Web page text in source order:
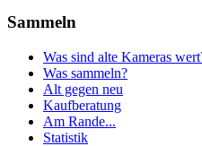
Sammeln
Was sind alte Kameras
Was sammeln?
Alt gegen neu
Kaufberatung
Am Rande...
Statistik